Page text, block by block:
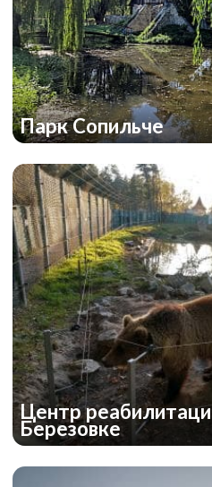
Парк Сопильче
Центр
Березовке